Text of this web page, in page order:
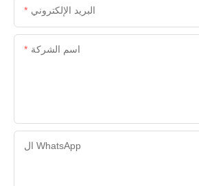
البريد الإلكتروني
اسم الشركة
ال WhatsApp